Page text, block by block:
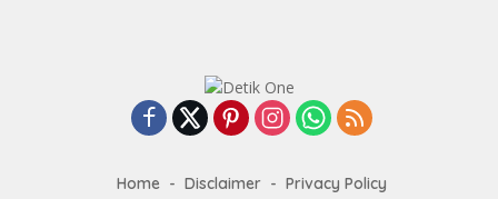
Home Disclaimer Privacy Policy